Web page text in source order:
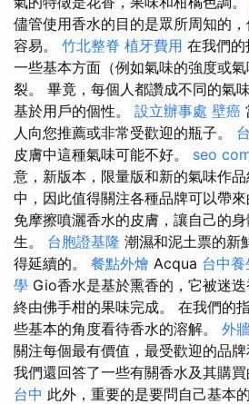
儘管使用香水的目的是眾所周知的
容易。 竹北整脊 植牙費用 在我們
一些基本方面（例如氣味的強度或
裂。 畢竟，每個人都讚成不同的氣
基於用戶的個性。 設立辦事處 壁癌
人向您推薦或非常受歡迎的瓶子。
皮膚中這種氣味可能不好。 seo
意，新版本，限量版和新的氣味作
中，因此值得關注各種品牌可以帶
免摩擦噴灑香水的皮膚，讓自己的
生。 台胞證基隆 潮濕和泥土票的新
得延續的。 餐點外燴 Acqua 台中
學 Gio香水是基於熏香的，它被迷
終由佛手柑的果味完成。 在我們的
些基本的角度看待香水的溶解。 外
關注每個最有價值，最受歡迎的品牌
我們還回答了一些有關香水及其購買
台中 此外，重要的是要問自己基本